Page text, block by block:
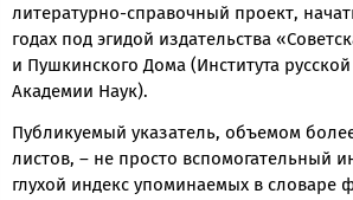
литературно-справочный проект,
годах под эгидой издательства
и Пушкинского Дома (Института
Академии Наук).
Публикуемый указатель, объемом
листов, – не просто вспомогательный
глухой индекс упоминаемых в словаре